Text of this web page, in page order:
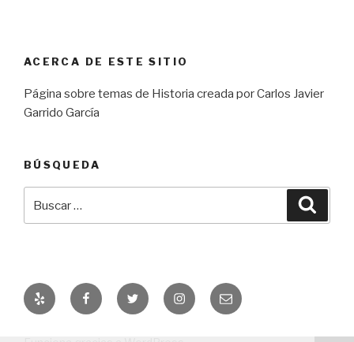
ACERCA DE ESTE SITIO
Página sobre temas de Historia creada por Carlos Javier
Garrido García
BÚSQUEDA
Yelp FacebookTwitter InstagramCorreo
electrónico